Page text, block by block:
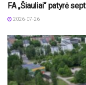
FA „Šiauliai“ patyrė
2026-07-26